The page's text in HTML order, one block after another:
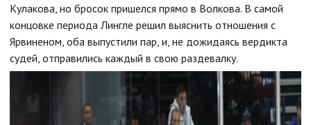
Кулакова, но бросок пришелся прямо в Волкова. В самой
концовке периода Лингле решил выяснить отношения с
Ярвиненом, оба выпустили пар, и, не дожидаясь вердикта
судей, отправились каждый в свою раздевалку.